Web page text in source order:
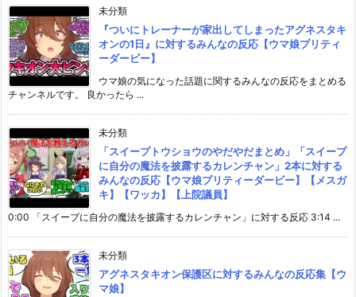
未分類
『ついにトレーナーが家出してしまったアグネスタキ
オンの1日』に対するみんなの反応【ウマ娘プリティ
ーダービー】
ウマ娘の気になった話題に関するみんなの反応をまとめる
チャンネルです。 良かったら ...
未分類
「スイープトウショウのやだやだまとめ」「スイープ
に自分の魔法を披露するカレンチャン」2本に対する
みんなの反応【ウマ娘プリティーダービー】【メスガ
キ】【ワッカ】【上院議員】
0:00 「スイープに自分の魔法を披露するカレンチャン」に対する反応 3:14 ...
未分類
アグネスタキオン保護区に対するみんなの反応集【ウ
マ娘】